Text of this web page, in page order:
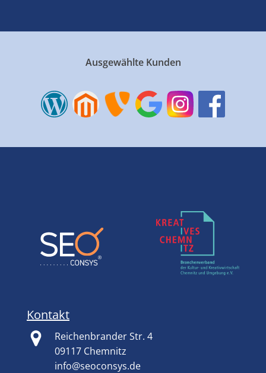
Ausgewählte Kunden
Kontakt
Reichenbrander Str. 4
09117 Chemnitz
info@seoconsys.de